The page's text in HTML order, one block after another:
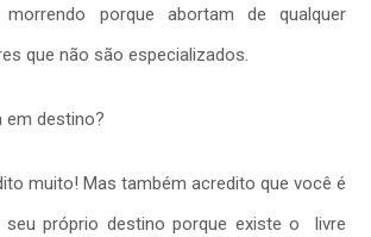
porque abortam de qualquer
que não são especializados.
em destino?
muito! Mas também acredito que você é
seu próprio destino porque existe o livre